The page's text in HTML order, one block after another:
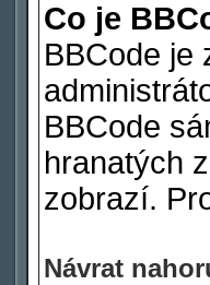
Co je
BBCode je
BBCode
hranatých
zobrazí.
Návrat